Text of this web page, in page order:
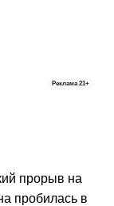
Реклама 21+
прорыв на
пробилась в